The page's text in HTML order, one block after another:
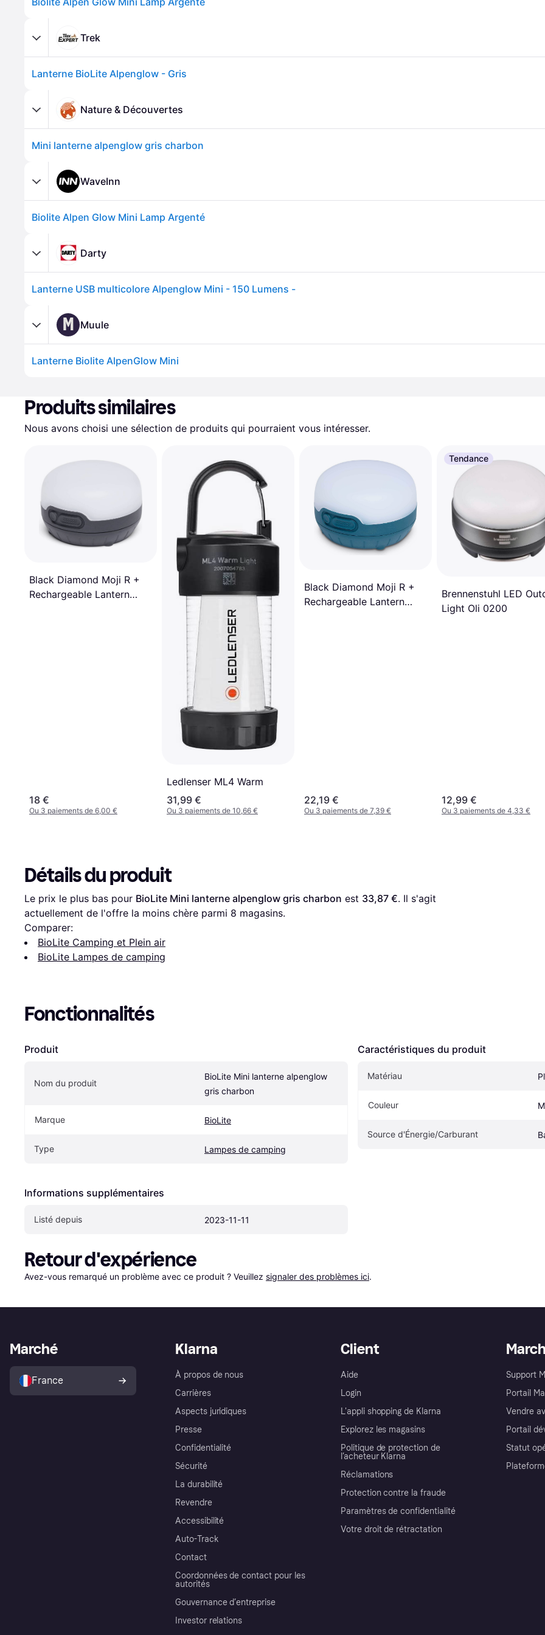
Trek
Lanterne BioLite Alpenglow - Gris
Nature & Découvertes
Mini lanterne alpenglow gris charbon
WaveInn
Biolite Alpen Glow Mini Lamp Argenté
Darty
Lanterne USB multicolore Alpenglow Mini - 150 Lumens -
M Muule
Lanterne Biolite AlpenGlow Mini
Produits similaires
Nous avons choisi une sélection de produits qui pourraient vous intéresser.
Black Diamond Moji R +
Rechargeable Lantern
18 €
Ou 3 paiements de 6,00 €
Ledlenser ML4 Warm
31,99 €
Ou 3 paiements de 10,66 €
Black Diamond Moji R +
Rechargeable Lantern
22,19 €
Ou 3 paiements de 7,39 €
Tendance
Brennenstuhl LED
Light Oli 0200
12,99 €
Ou 3 paiements de 4,33 €
Détails du produit
Le prix le plus bas pour BioLite Mini lanterne alpenglow gris charbon est 33,87 €. Il s'agit
actuellement de l'offre la moins chère parmi 8 magasins.
Comparer:
BioLite Camping et Plein air
BioLite Lampes de camping
Fonctionnalités
Produit
Nom du produit
BioLite Mini lanterne alpenglow
gris charbon
Marque BioLite
Type Lampes de camping
Informations supplémentaires
Listé depuis 2023-11-11
Caractéristiques du produit
Matériau
Couleur
Source d'Énergie/Carburant
Retour d'expérience
Avez-vous remarqué un problème avec ce produit ? Veuillez signaler des problèmes ici.
Klarna
À propos de nous
Carrières
Aspects juridiques
Presse
Confidentialité
Sécurité
La durabilité
Revendre
Accessibilité
Auto-Track
Contact
Coordonnées de contact pour les
autorités
Gouvernance d’entreprise
Investor relations
Client
Aide
Login
L'appli shopping de Klarna
Explorez les magasins
Politique de protection de
l’acheteur Klarna
Réclamations
Protection contre la fraude
Paramètres de confidentialité
Votre droit de rétractation
Support
Portail
Vendre
Portail
Statut
Marché
France